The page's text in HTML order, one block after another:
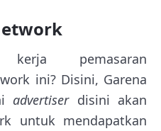
pemasaran
ini? Disini, Garena
advertiserdisini akan
untuk mendapatkan